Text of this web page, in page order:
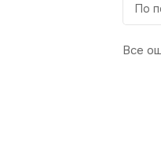
Все